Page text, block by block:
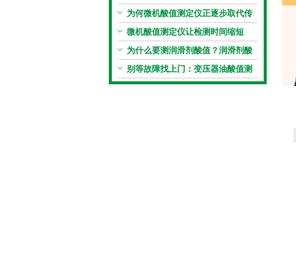
流程
为何微机酸值测定仪正逐步取代传
统手动滴定法？
微机酸值测定仪让检测时间缩短
50%
为什么要测润滑剂酸值？润滑剂酸
值测定法告诉你答案
别等故障找上门：变压器油酸值测
试仪的预警功能